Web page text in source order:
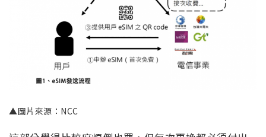
▲圖片來源：NCC